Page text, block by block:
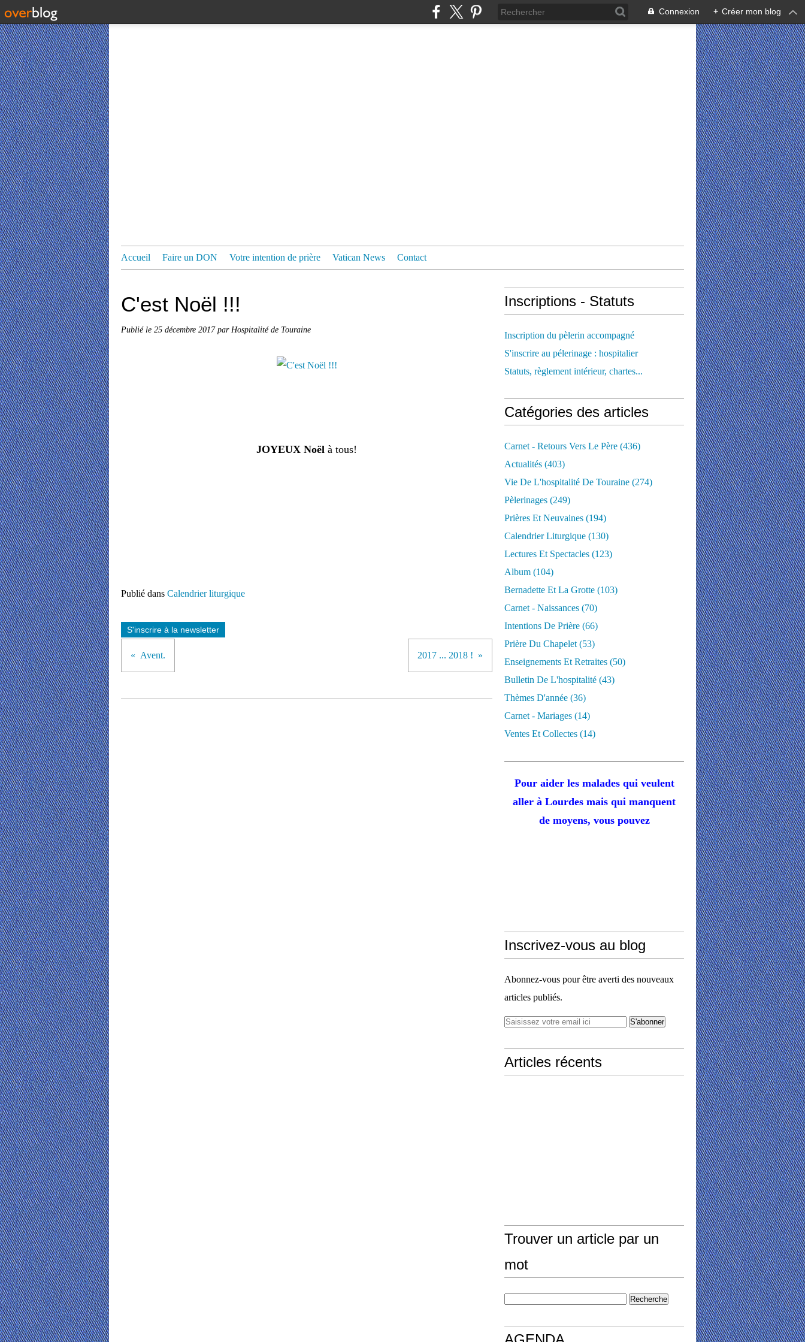
Connexion + Créer mon blog
Accueil Faire un DON Votre intention de prière Vatican News Contact
C'est Noël !!!
Publié le 25 décembre 2017par Hospitalité de Touraine
JOYEUX Noël à tous!
Publié dans Calendrier liturgique
S'inscrire à la newsletter
Avent. 2017 ... 2018 !
Inscriptions - Statuts
Inscription du pèlerin accompagné
S'inscrire au pélerinage : hospitalier
Statuts, règlement intérieur, chartes...
Catégories des articles
Carnet - Retours Vers Le Père (436)
Actualités (403)
Vie De L'hospitalité De Touraine (274)
Pèlerinages (249)
Prières Et Neuvaines (194)
Calendrier Liturgique (130)
Lectures Et Spectacles (123)
Album (104)
Bernadette Et La Grotte (103)
Carnet - Naissances (70)
Intentions De Prière (66)
Prière Du Chapelet (53)
Enseignements Et Retraites (50)
Bulletin De L'hospitalité (43)
Thèmes D'année (36)
Carnet - Mariages (14)
Ventes Et Collectes (14)
Pour aider les malades qui veulent
aller à Lourdes mais qui manquent
de moyens, vous pouvez
Inscrivez-vous au blog
Abonnez-vous pour être averti des nouveaux
articles publiés.
Articles récents
Trouver un article par un
mot